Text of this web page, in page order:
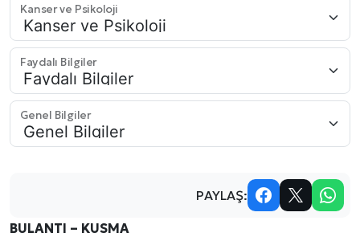
Kanser ve Psikoloji
Faydalı Bilgiler
Genel Bilgiler
PAYLAŞ:
BULANTI – KUSMA